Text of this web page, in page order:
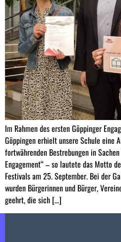
Im Rahmen des ersten Göppinger
Göppingen erhielt unsere Schule eine
fortwährenden Bestrebungen in
Engagement“ – so lautete das Motto
Festivals am 25. September. Bei der
wurden Bürgerinnen und Bürger,
geehrt, die sich […]